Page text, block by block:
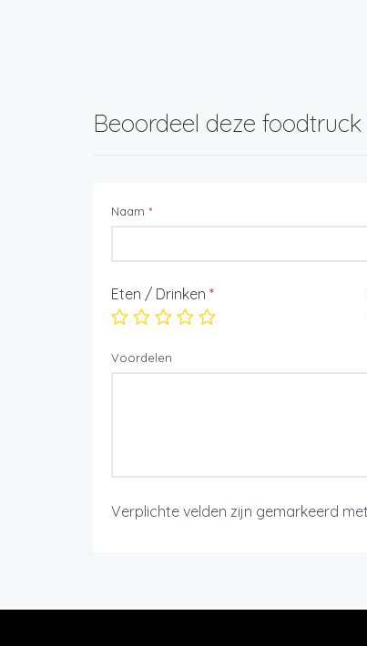
Beoordeel deze foodtruck
Naam *
Eten / Drinken *
Voordelen
Verplichte velden zijn gemarkeerd met